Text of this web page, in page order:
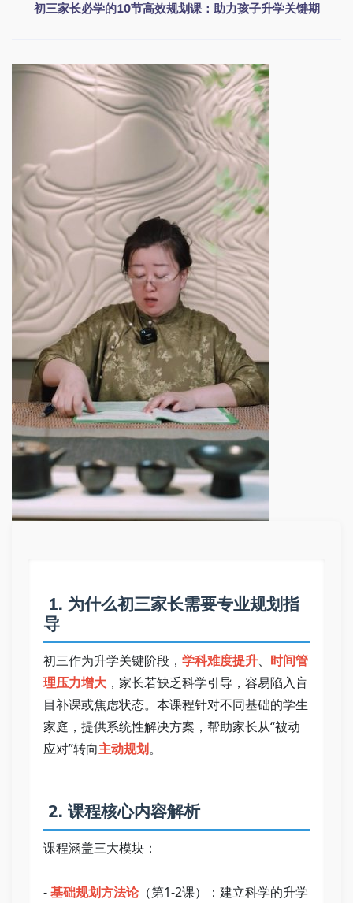
初三家长必学的10节高效规划课：助力孩子升学关键期
导
初三作为升学关键阶段， 学科难度提升、 时间管
理压力增大 ，家长若缺乏科学引导，容易陷入盲
目补课或焦虑状态。本课程针对不同基础的学生
家庭，提供系统性解决方案，帮助家长从“被动
应对”转向主动规划。
2. 课程核心内容解析
课程涵盖三大模块：
- 基础规划方法论（第1-2课）：建立科学的升学